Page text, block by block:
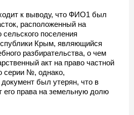
к выводу, что ФИО1 был
расположенный на
поселения
Крым, являющийся
разбирательства, о чем
акт на право частной
серии №, однако,
был утерян, что в
его права на земельную долю